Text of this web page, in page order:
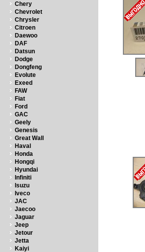
Chery
Chevrolet
Chrysler
Citroen
Daewoo
DAF
Datsun
Dodge
Dongfeng
Evolute
Exeed
FAW
Fiat
Ford
GAC
Geely
Genesis
Great Wall
Haval
Honda
Hongqi
Hyundai
Infiniti
Isuzu
Iveco
JAC
Jaecoo
Jaguar
Jeep
Jetour
Jetta
Kaiyi